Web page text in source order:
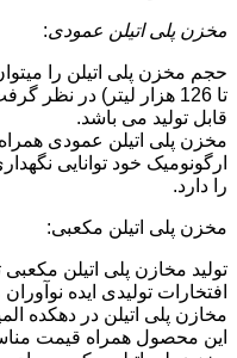
مخزن پلی اتیلن عمودی:
تا 126 هزار لیتر) در نظر
قابل تولید می باشد.
مخزن پلی اتیلن عمودی
ارگونومیک خود توانایی
را دارد.
مخزن پلی اتیلن مکعبی:
افتخارات تولیدی ایده
مخازن پلی اتیلن در دهکده
این محصول همراه قیمت